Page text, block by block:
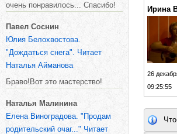
очень понравилось... Спасибо!
Павел Соснин
Юлия Белохвостова.
"Дождаться снега". Читает
Наталья Айманова
Браво!Вот это мастерство!
Наталья Малинина
Елена Виноградова. "Продам
родительский очаг..." Читает
Ирина
26
09:25:55